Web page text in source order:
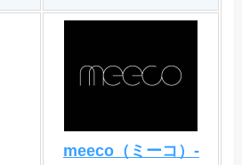
meeco（ミーコ）‐